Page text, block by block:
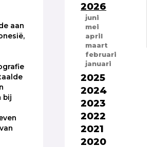
aan
bij
2026
juni
mei
april
maart
februari
januari
2025
2024
2023
2022
2021
2020